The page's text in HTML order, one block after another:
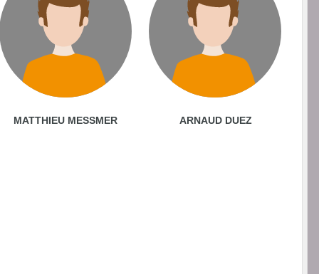
MATTHIEU MESSMER ARNAUD DUEZ